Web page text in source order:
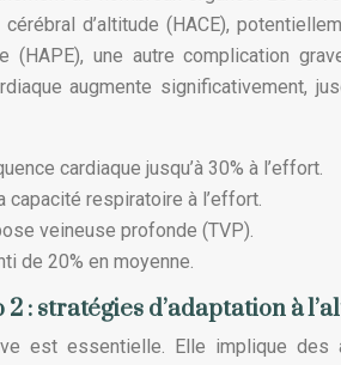
d’altitude (HACE),
(HAPE), une autre complication
augmente significativement,
cardiaque jusqu’à 30% à l’effort.
capacité respiratoire à l’effort.
veineuse profonde (TVP).
de 20% en moyenne.
: stratégies d’adaptation à
est essentielle. Elle implique